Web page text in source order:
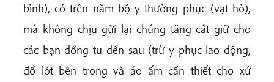
bình), có trên năm bộ y thường phục (vạt hò),
mà không chịu gửi lại chúng tăng cất giữ cho
các bạn đồng tu đến sau (trừ y phục lao động,
đồ lót bên trong và áo ấm cần thiết cho xứ